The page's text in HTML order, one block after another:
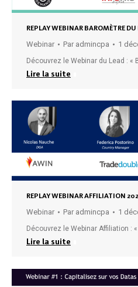
REPLAY WEBINAR BAROMÈTRE DU
Webinar Par admincpa 1
Découvrez le Webinar du Lead : «
Lire la suite
REPLAY WEBINAR AFFILIATION
Webinar Par admincpa 1
Découvrez le Webinar Affiliation :
Lire la suite